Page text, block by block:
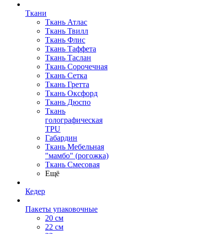
Ткани
Ткань Атлас
Ткань Твилл
Ткань Флис
Ткань Таффета
Ткань Таслан
Ткань Сорочечная
Ткань Сетка
Ткань Гретта
Ткань Оксфорд
Ткань Дюспо
Ткань
голографическая
TPU
Габардин
Ткань Мебельная
"мамбо" (рогожка)
Ткань Смесовая
Ещё
Кедер
Пакеты упаковочные
20 см
22 см